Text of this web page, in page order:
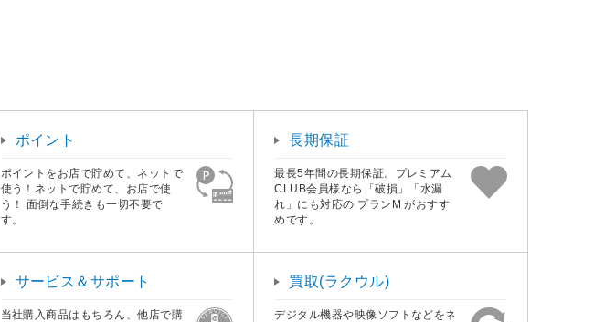
ポイント
ポイントをお店で貯めて、ネットで
使う！ネットで貯めて、お店で使
う！ 面倒な手続きも一切不要で
す。
長期保証
最長5年間の長期保証。プレミアム
CLUB会員様なら「破損」「水漏
れ」にも対応の プランM がおすす
めです。
サービス＆サポート
当社購入商品はもちろん、他店で購
買取(ラクウル)
デジタル機器や映像ソフトなどをネ